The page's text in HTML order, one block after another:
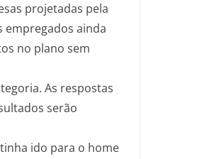
projetadas pela
empregados ainda
no plano sem
As respostas
serão
ido para o home